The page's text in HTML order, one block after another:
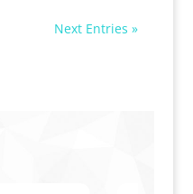
Next Entries »